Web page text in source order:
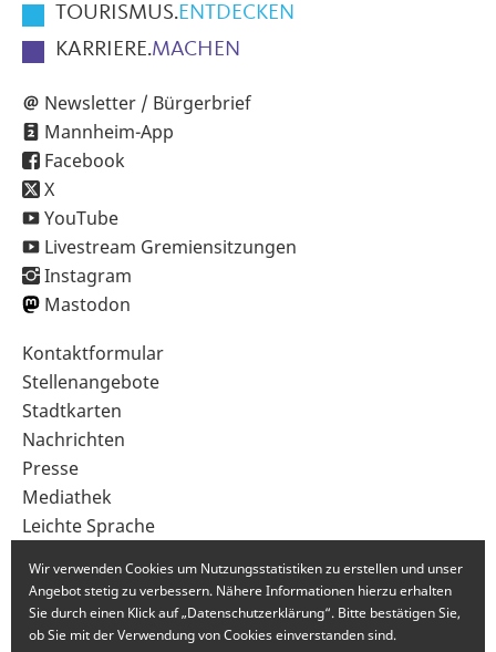
TOURISMUS.ENTDECKEN
KARRIERE.MACHEN
Newsletter / Bürgerbrief
Mannheim-App
Facebook
X
YouTube
Livestream Gremiensitzungen
Instagram
Mastodon
Sekundärnavigation
im
Fußbereich
Kontaktformular
Stellenangebote
Stadtkarten
Nachrichten
Presse
Mediathek
Leichte Sprache
Wir verwenden Cookies um Nutzungsstatistiken zu erstellen und unser
Angebot stetig zu verbessern. Nähere Informationen hierzu erhalten
Sie durch einen Klick auf „Datenschutzerklärung“. Bitte bestätigen Sie,
ob Sie mit der Verwendung von Cookies einverstanden sind.